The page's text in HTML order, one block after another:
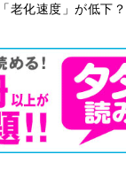
老化速度」が低